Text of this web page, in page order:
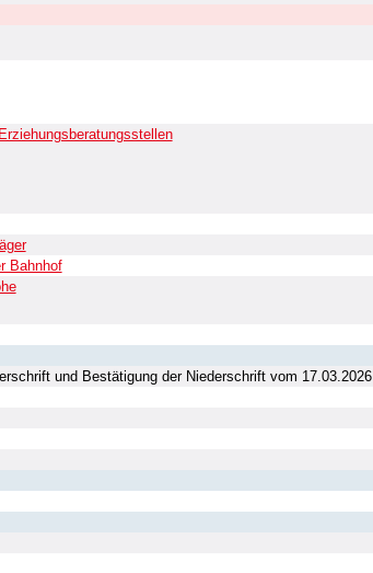
Bahnhof
und Bestätigung der Niederschrift vom 17.03.2026